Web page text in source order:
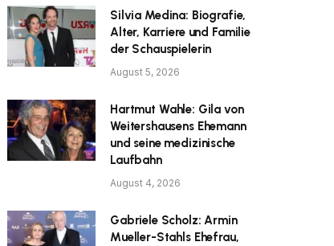
Silvia Medina: Biografie,
Alter, Karriere und Familie
der Schauspielerin
August 5, 2026
Hartmut Wahle: Gila von
Weitershausens Ehemann
und seine medizinische
Laufbahn
August 4, 2026
Gabriele Scholz: Armin
Mueller-Stahls Ehefrau,